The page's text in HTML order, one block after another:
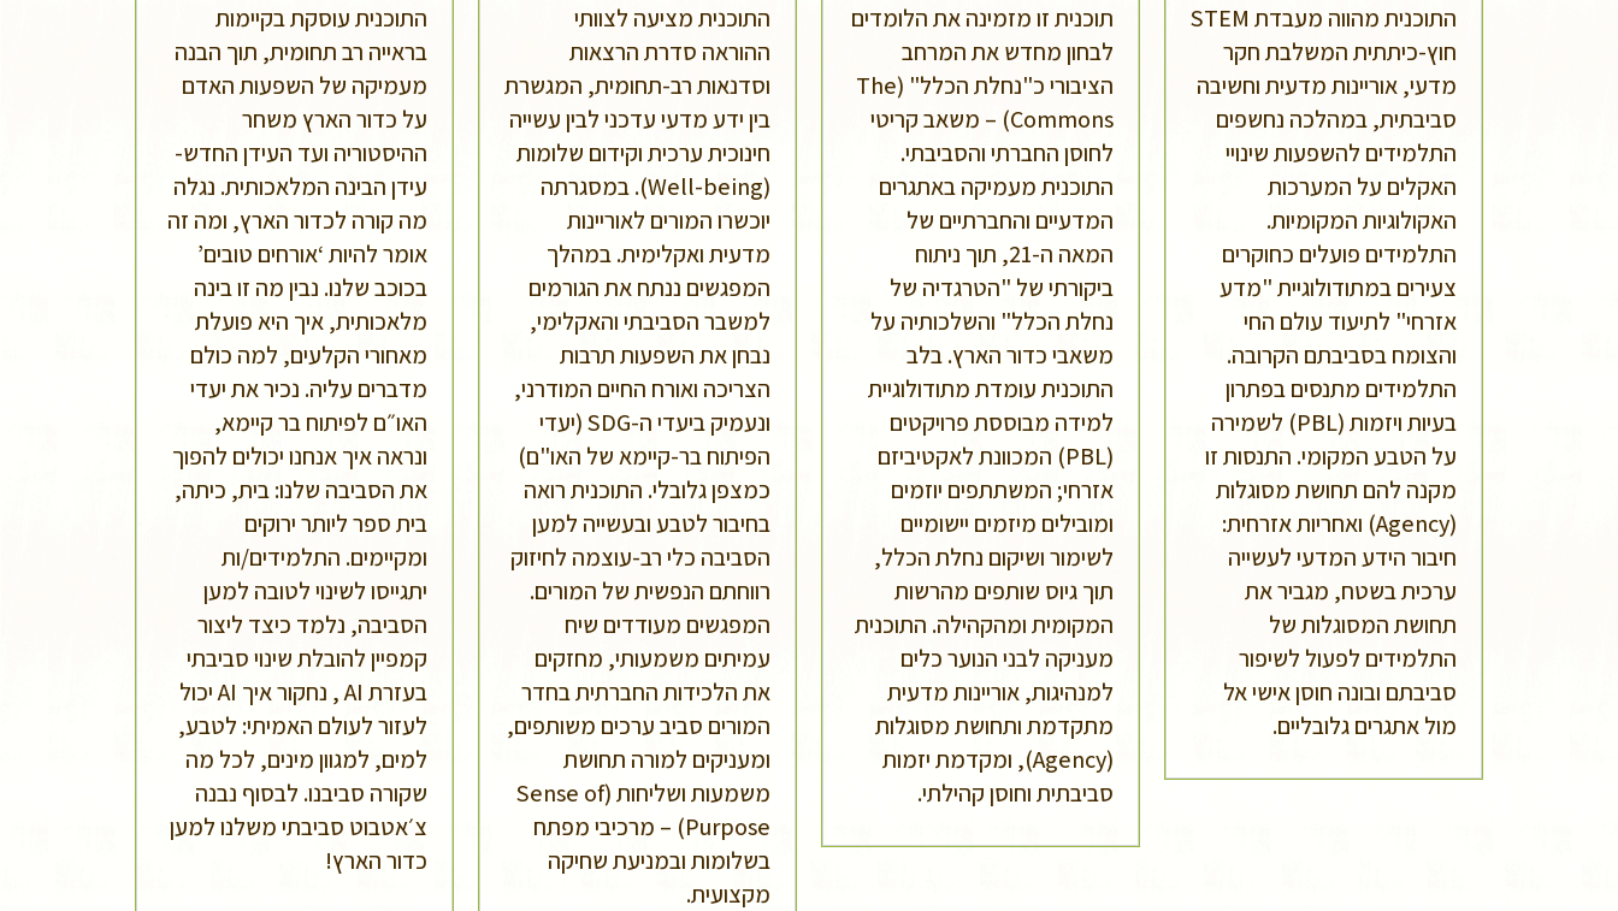
התוכנית מהווה מעבדת STEM
חוץ-כיתתית המשלבת חקר
מדעי, אוריינות מדעית וחשיבה
סביבתית, במהלכה נחשפים
התלמידים להשפעות שינויי
האקלים על המערכות
האקולוגיות המקומיות.
התלמידים פועלים כחוקרים
צעירים במתודולוגיית "מדע
אזרחי" לתיעוד עולם החי
והצומח בסביבתם הקרובה.
התלמידים מתנסים בפתרון
בעיות ויזמות (PBL) לשמירה
על הטבע המקומי. התנסות זו
מקנה להם תחושת מסוגלות
(Agency) ואחריות אזרחית:
חיבור הידע המדעי לעשייה
ערכית בשטח, מגביר את
תחושת המסוגלות של
התלמידים לפעול לשיפור
סביבתם ובונה חוסן אישי אל
מול אתגרים גלובליים.
תוכנית זו מזמינה את הלומדים
לבחון מחדש את המרחב
הציבורי כ"נחלת הכלל" (The
Commons) – משאב קריטי
לחוסן החברתי והסביבתי.
התוכנית מעמיקה באתגרים
המדעיים והחברתיים של
המאה ה-21, תוך ניתוח
ביקורתי של "הטרגדיה של
נחלת הכלל" והשלכותיה על
משאבי כדור הארץ. בלב
התוכנית עומדת מתודולוגיית
למידה מבוססת פרויקטים
(PBL) המכוונת לאקטיביזם
אזרחי; המשתתפים יוזמים
ומובילים מיזמים יישומיים
לשימור ושיקום נחלת הכלל,
תוך גיוס שותפים מהרשות
המקומית ומהקהילה. התוכנית
מעניקה לבני הנוער כלים
למנהיגות, אוריינות מדעית
מתקדמת ותחושת מסוגלות
(Agency), ומקדמת יזמות
סביבתית וחוסן קהילתי.
התוכנית מציעה לצוותי
ההוראה סדרת הרצאות
וסדנאות רב-תחומית, המגשרת
בין ידע מדעי עדכני לבין עשייה
חינוכית ערכית וקידום שלומות
(Well-being). במסגרתה
יוכשרו המורים לאוריינות
מדעית ואקלימית. במהלך
המפגשים ננתח את הגורמים
למשבר הסביבתי והאקלימי,
נבחן את השפעות תרבות
הצריכה ואורח החיים המודרני,
ונעמיק ביעדי ה-SDG (יעדי
הפיתוח בר-קיימא של האו"ם)
כמצפן גלובלי. התוכנית רואה
בחיבור לטבע ובעשייה למען
הסביבה כלי רב-עוצמה לחיזוק
רווחתם הנפשית של המורים.
המפגשים מעודדים שיח
עמיתים משמעותי, מחזקים
את הלכידות החברתית בחדר
המורים סביב ערכים משותפים,
ומעניקים למורה תחושת
משמעות ושליחות (Sense of
Purpose) – מרכיבי מפתח
בשלומות ובמניעת שחיקה
מקצועית.
התוכנית עוסקת בקיימות
בראייה רב תחומית, תוך הבנה
מעמיקה של השפעות האדם
על כדור הארץ משחר
ההיסטוריה ועד העידן החדש-
עידן הבינה המלאכותית. נגלה
מה קורה לכדור הארץ, ומה זה
אומר להיות ‘אורחים טובים’
בכוכב שלנו. נבין מה זו בינה
מלאכותית, איך היא פועלת
מאחורי הקלעים, למה כולם
מדברים עליה. נכיר את יעדי
האו״ם לפיתוח בר קיימא,
ונראה איך אנחנו יכולים להפוך
את הסביבה שלנו: בית, כיתה,
בית ספר ליותר ירוקים
ומקיימים. התלמידים/ות
יתגייסו לשינוי לטובה למען
הסביבה, נלמד כיצד ליצור
קמפיין להובלת שינוי סביבתי
בעזרת AI , נחקור איך AI יכול
לעזור לעולם האמיתי: לטבע,
למים, למגוון מינים, לכל מה
שקורה סביבנו. לבסוף נבנה
צ׳אטבוט סביבתי משלנו למען
כדור הארץ!